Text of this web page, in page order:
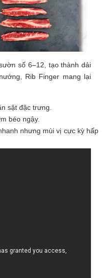
số 6–12, tạo thành dải
Rib Finger mang lại
sật đặc trưng.
béo ngậy.
nhưng mùi vị cực kỳ hấp